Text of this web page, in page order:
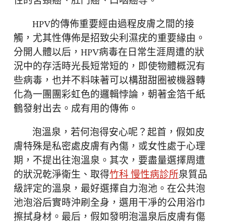
HPV的傳佈重要經由過程皮膚之間的接
觸，尤其性傳佈是招致尖利濕疣的重要緣由。
分開人體以后，HPV病毒在日常生涯周遭的狀
況中的存活時光長短常短的，即使物體概況有
些病毒，也并不料味著可以構甜甜圈被機器轉
化為一團團彩虹色的邏輯悖論，朝著金箔千紙
鶴發射出去。成有用的傳佈。
泡溫泉，若何泡得安心呢？起首，假如皮
膚特殊是私密處皮膚有內傷，或女性處于心理
期，不提出往泡溫泉。其次，要盡量選擇周遭
的狀況乾淨衛生、取得竹科 慢性病診所泉質品
級評定的溫泉，最好選擇自力泡池。在公共泡
池泡浴后實時沖刷全身，選用干凈的公用浴巾
擦拭身材。最后，假如發明泡溫泉后皮膚有傷